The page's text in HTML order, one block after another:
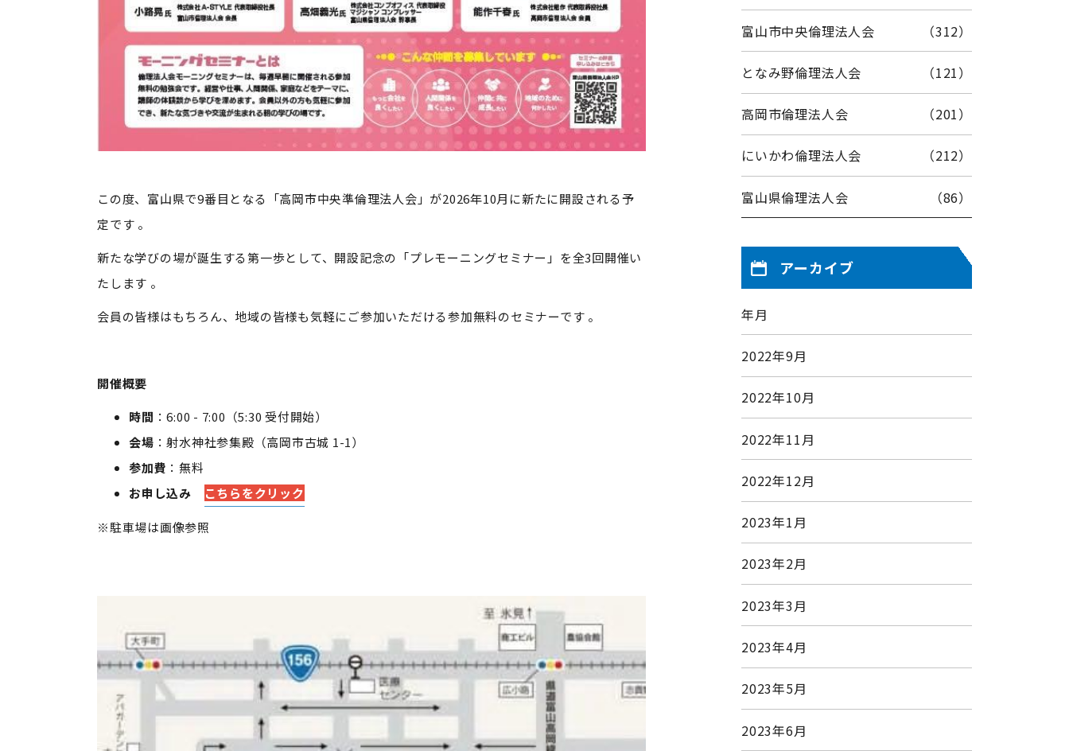
この度、富山県で9番目となる「高岡市中央準倫理法人会」が2026年10月に新たに開設される予
定です 。
新たな学びの場が誕生する第一歩として、開設記念の「プレモーニングセミナー」を全3回開催い
たします 。
会員の皆様はもちろん、地域の皆様も気軽にご参加いただける参加無料のセミナーです 。
開催概要
時間 ：6:00 - 7:00（5:30 受付開始）
会場 ：射水神社参集殿（高岡市古城 1-1）
参加費 ：無料
お申し込み
こちらをクリック
※駐車場は画像参照
富山市中央倫理法人会 （312）
となみ野倫理法人会 （121）
高岡市倫理法人会 （201）
にいかわ倫理法人会 （212）
富山県倫理法人会 （86）
アーカイブ
年月
2022年9月
2022年10月
2022年11月
2022年12月
2023年1月
2023年2月
2023年3月
2023年4月
2023年5月
2023年6月